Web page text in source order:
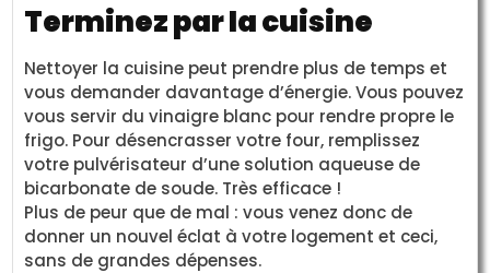
Terminez par la cuisine
Nettoyer la cuisine peut prendre plus de temps et
vous demander davantage d’énergie. Vous pouvez
vous servir du vinaigre blanc pour rendre propre le
frigo. Pour désencrasser votre four, remplissez
votre pulvérisateur d’une solution aqueuse de
bicarbonate de soude. Très efficace !
Plus de peur que de mal : vous venez donc de
donner un nouvel éclat à votre logement et ceci,
sans de grandes dépenses.